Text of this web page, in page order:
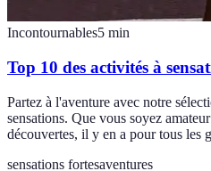
Incontournables5 min
Top 10 des activités à
Partez à l'aventure avec notre
sensations. Que vous soyez
découvertes, il y en a pour tous les
sensations fortesaventures